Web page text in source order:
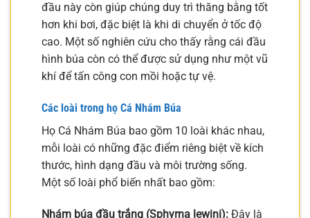
đầu này còn giúp chúng duy trì thăng bằng tốt
hơn khi bơi, đặc biệt là khi di chuyển ở tốc độ
cao. Một số nghiên cứu cho thấy rằng cái đầu
hình búa còn có thể được sử dụng như một vũ
khí để tấn công con mồi hoặc tự vệ.
Các loài trong họ Cá Nhám Búa
Họ Cá Nhám Búa bao gồm 10 loài khác nhau,
mỗi loài có những đặc điểm riêng biệt về kích
thước, hình dạng đầu và môi trường sống.
Một số loài phổ biến nhất bao gồm:
Nhám búa đầu trắng (Sphyrna lewini): Đây là